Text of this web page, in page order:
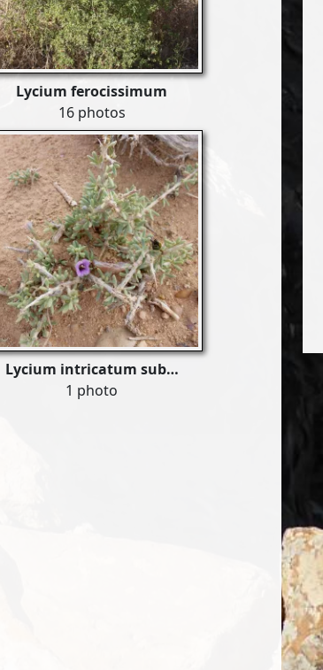
Lycium ferocissimum
16 photos
Lycium intricatum sub…
1 photo